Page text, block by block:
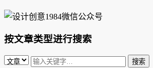
按文章类型进行搜索